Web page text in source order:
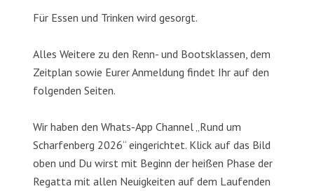
Für Essen und Trinken wird gesorgt.
Alles Weitere zu den Renn- und Bootsklassen, dem
Zeitplan sowie Eurer Anmeldung findet Ihr auf den
folgenden Seiten.
Wir haben den Whats-App Channel „Rund um
Scharfenberg 2026“ eingerichtet. Klick auf das Bild
oben und Du wirst mit Beginn der heißen Phase der
Regatta mit allen Neuigkeiten auf dem Laufenden